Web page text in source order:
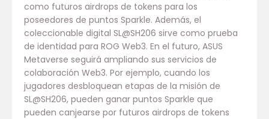
como futuros airdrops de tokens para los
poseedores de puntos Sparkle. Además, el
coleccionable digital SL@SH206 sirve como prueba
de identidad para ROG Web3. En el futuro, ASUS
Metaverse seguirá ampliando sus servicios de
colaboración Web3. Por ejemplo, cuando los
jugadores desbloquean etapas de la misión de
SL@SH206, pueden ganar puntos Sparkle que
pueden canjearse por futuros airdrops de tokens